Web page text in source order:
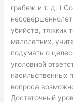
грабеж и т. д. )
убийств, тяжких
малолетних,
подумать о
уголовной
насильственных
вопроса
Достаточный